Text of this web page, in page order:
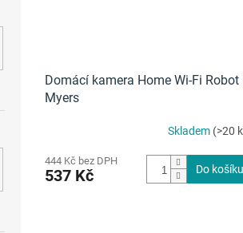
Domácí kamera Home Wi-Fi Robot
Myers
Skladem (>20
444 Kč bez DPH
537 Kč Do košíku